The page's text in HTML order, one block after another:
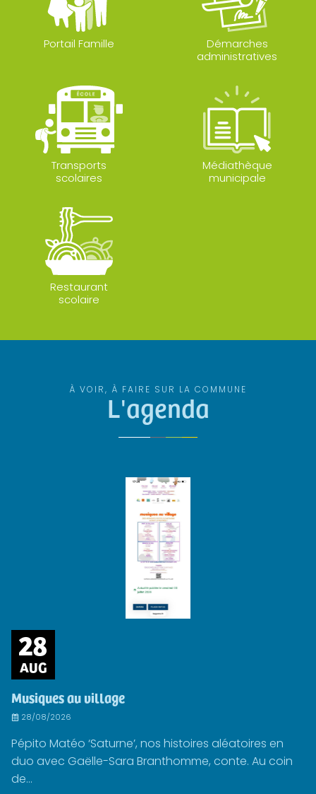
Portail Famille
Démarches
administratives
Transports
scolaires
Médiathèque
municipale
Restaurant
scolaire
À VOIR, À FAIRE SUR LA COMMUNE
L'agenda
28
AUG
Musiques au village
28/08/2026
Pépito Matéo ‘Saturne’, nos histoires aléatoires en
duo avec Gaëlle-Sara Branthomme, conte. Au coin
de...